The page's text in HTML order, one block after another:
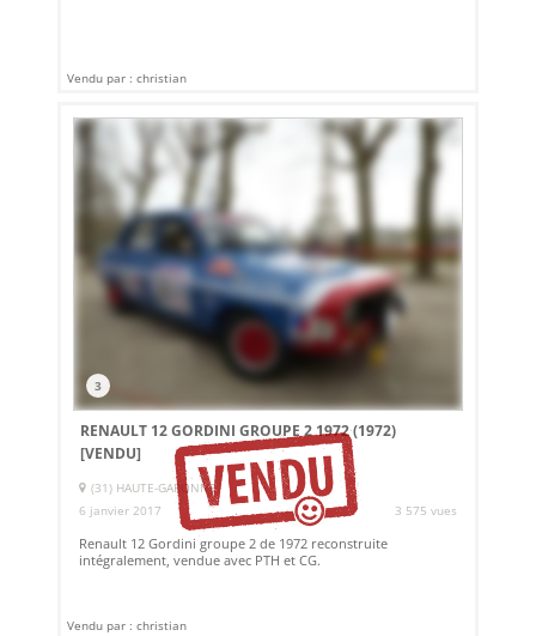
Vendu par : christian
3
RENAULT 12 GORDINI GROUPE 2 1972 (1972)
[VENDU]
(31) HAUTE-GARONNE
6 janvier 2017
3 575 vues
Renault 12 Gordini groupe 2 de 1972 reconstruite
intégralement, vendue avec PTH et CG.
Vendu par : christian